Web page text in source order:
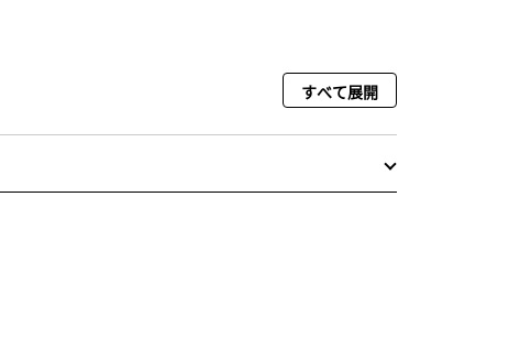
すべて展開